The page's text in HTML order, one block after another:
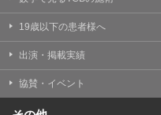
19歳以下の患者様へ
出演・掲載実績
協賛・イベント